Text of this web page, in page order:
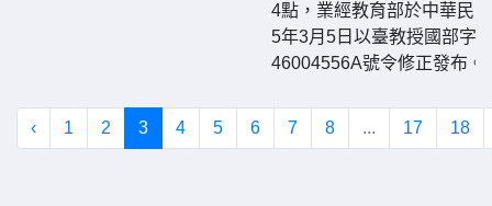
4點，業經教育部於中華民
5年3月5日以臺教授國部字
46004556A號令修正發布。
‹ 1 2 3 4 5 6 7 8 ... 17 18